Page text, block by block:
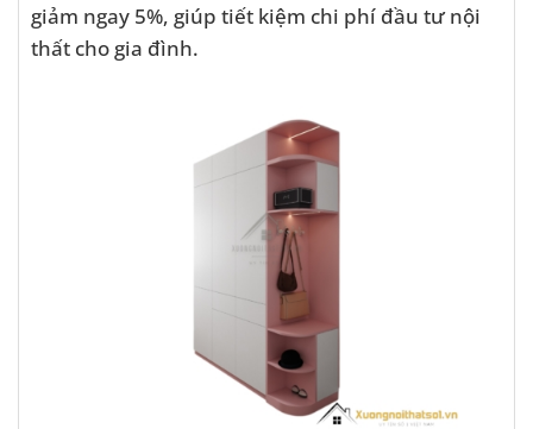
giảm ngay 5%, giúp tiết kiệm chi phí đầu tư nội
thất cho gia đình.